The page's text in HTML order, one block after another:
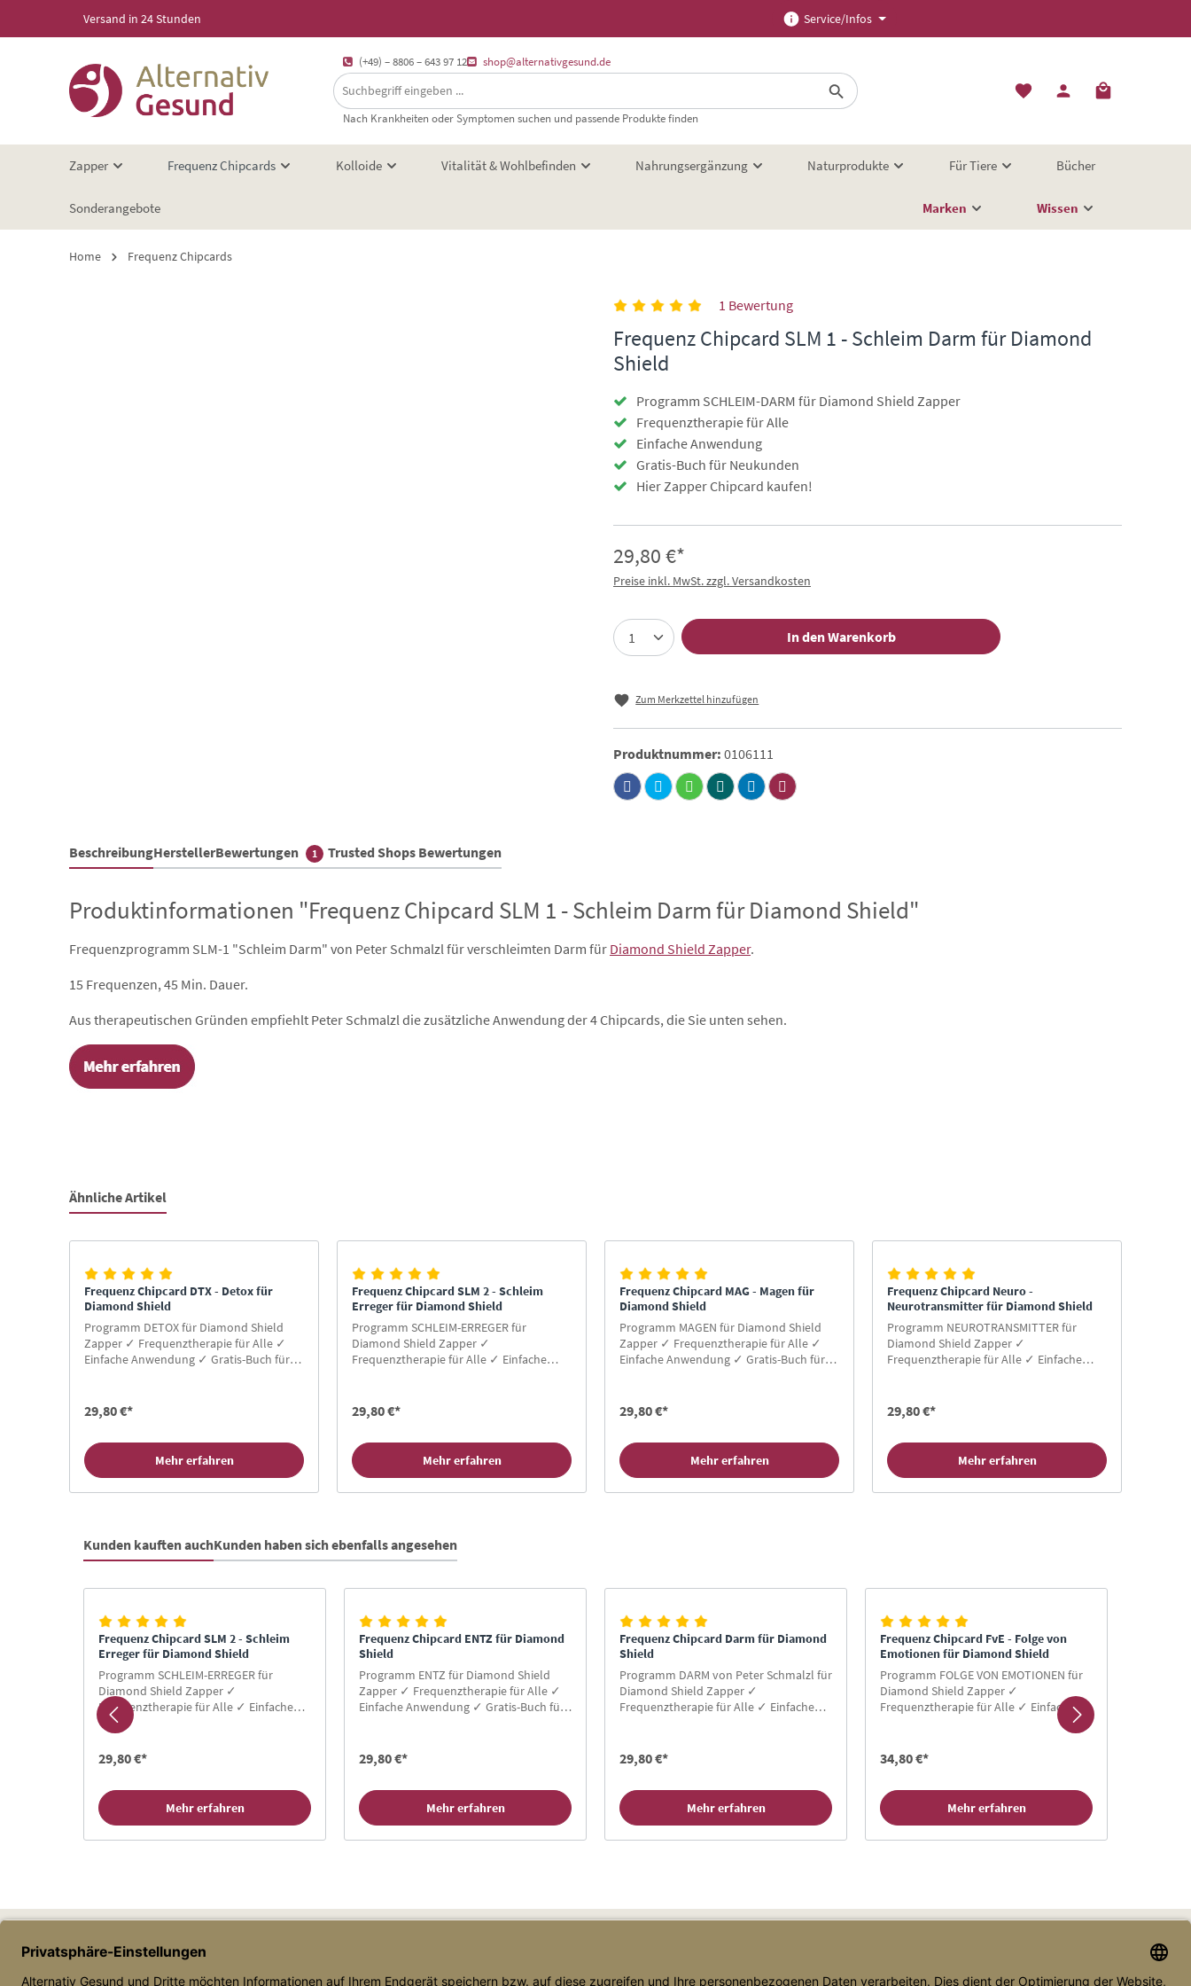
Zur Hauptnavigation springen
Versand in 24 Stunden Service/Infos
(+49) – 8806 – 643 97 12 shop@alternativgesund.de
Nach Krankheiten oder Symptomen suchen und passende Produkte finden
Zapper Frequenz Chipcards Kolloide Vitalität & Wohlbefinden Nahrungsergänzung Naturprodukte Für Tiere Bücher
Sonderangebote Marken Wissen
Home Frequenz Chipcards
1 Bewertung
Frequenz Chipcard SLM 1 - Schleim Darm für Diamond
Shield
Programm SCHLEIM-DARM für Diamond Shield Zapper
Frequenztherapie für Alle
Einfache Anwendung
Gratis-Buch für Neukunden
Hier Zapper Chipcard kaufen!
29,80 €*
Preise inkl. MwSt. zzgl. Versandkosten
In den Warenkorb
Zum Merkzettel hinzufügen
Produktnummer: 0106111
BeschreibungHerstellerBewertungen 1 Trusted Shops Bewertungen
Produktinformationen "Frequenz Chipcard SLM 1 - Schleim Darm für Diamond Shield"
Frequenzprogramm SLM-1 "Schleim Darm" von Peter Schmalzl für verschleimten Darm für Diamond Shield Zapper.
15 Frequenzen, 45 Min. Dauer.
Aus therapeutischen Gründen empfiehlt Peter Schmalzl die zusätzliche Anwendung der 4 Chipcards, die Sie unten sehen.
Ähnliche Artikel
Frequenz Chipcard DTX - Detox für
Diamond Shield
Programm DETOX für Diamond Shield
Zapper ✓ Frequenztherapie für Alle ✓
Einfache Anwendung ✓ Gratis-Buch für
29,80 €*
Mehr erfahren
Frequenz Chipcard SLM 2 - Schleim
Erreger für Diamond Shield
Programm SCHLEIM-ERREGER für
Diamond Shield Zapper ✓
Frequenztherapie für Alle ✓ Einfache
kaufen!
29,80 €*
Mehr erfahren
Frequenz Chipcard MAG - Magen für
Diamond Shield
Programm MAGEN für Diamond Shield
Zapper ✓ Frequenztherapie für Alle ✓
Einfache Anwendung ✓ Gratis-Buch für
29,80 €*
Mehr erfahren
Frequenz Chipcard Neuro -
Neurotransmitter für Diamond Shield
Programm NEUROTRANSMITTER für
Diamond Shield Zapper ✓
Frequenztherapie für Alle ✓ Einfache
kaufen!
29,80 €*
Mehr erfahren
Kunden kauften auchKunden haben sich ebenfalls angesehen
Frequenz Chipcard SLM 2 - Schleim
Erreger für Diamond Shield
Programm SCHLEIM-ERREGER für
Diamond Shield Zapper ✓
Frequenztherapie für Alle ✓ Einfache
Anwendung ✓ Gratis-Buch für
Neukunden ✓ Hier Zapper Chipcard
kaufen!
29,80 €*
Mehr erfahren
Frequenz Chipcard ENTZ für Diamond
Shield
Programm ENTZ für Diamond Shield
Zapper ✓ Frequenztherapie für Alle ✓
Einfache Anwendung ✓ Gratis-Buch für
29,80 €*
Mehr erfahren
Frequenz Chipcard Darm für Diamond
Shield
Programm DARM von Peter Schmalzl für
Diamond Shield Zapper ✓
Frequenztherapie für Alle ✓ Einfache
kaufen!
29,80 €*
Mehr erfahren
Frequenz Chipcard FvE - Folge von
Emotionen für Diamond Shield
Programm FOLGE VON EMOTIONEN für
Diamond Shield Zapper ✓
Frequenztherapie für Alle ✓ Einfache
kaufen!
34,80 €*
Mehr erfahren